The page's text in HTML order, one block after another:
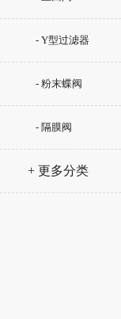
- Y型过滤器
- 粉末蝶阀
- 隔膜阀
+ 更多分类